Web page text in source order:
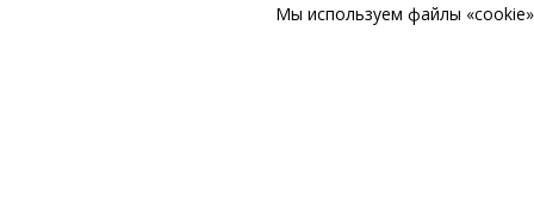
Мы используем файлы «cookie»